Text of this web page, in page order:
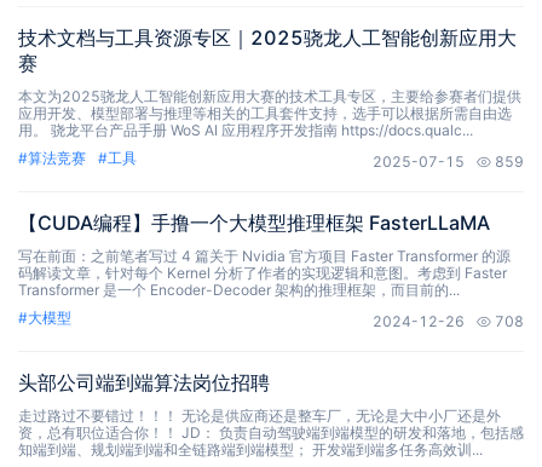
技术文档与工具资源专区｜2025骁龙人工智能创新应用大
赛
本文为2025骁龙人工智能创新应用大赛的技术工具专区，主要给参赛者们提供
应用开发、模型部署与推理等相关的工具套件支持，选手可以根据所需自由选
用。 骁龙平台产品手册 WoS AI 应用程序开发指南 https://docs.qualc...
#算法竞赛 #工具 2025-07-15 859
【CUDA编程】手撸一个大模型推理框架 FasterLLaMA
写在前面：之前笔者写过 4 篇关于 Nvidia 官方项目 Faster Transformer 的源
码解读文章，针对每个 Kernel 分析了作者的实现逻辑和意图。考虑到 Faster
Transformer 是一个 Encoder-Decoder 架构的推理框架，而目前的...
#大模型 2024-12-26 708
头部公司端到端算法岗位招聘
走过路过不要错过！！！ 无论是供应商还是整车厂，无论是大中小厂还是外
资，总有职位适合你！！ JD： 负责自动驾驶端到端模型的研发和落地，包括感
知端到端、规划端到端和全链路端到端模型； 开发端到端多任务高效训...